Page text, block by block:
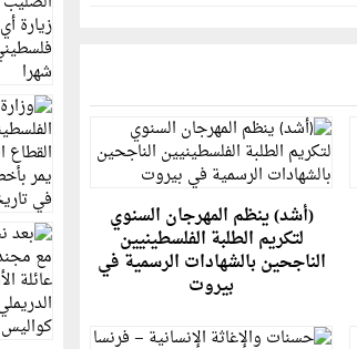
(أشد) ينظم المهرجان السنوي
لتكريم الطلبة الفلسطينيين
الناجحين بالشهادات الرسمية في
بيروت